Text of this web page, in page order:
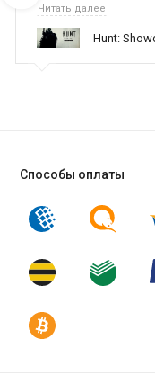
время,нервы и
поддержку
оказываете помощь
Читать далее
Hunt:
Способы оплаты